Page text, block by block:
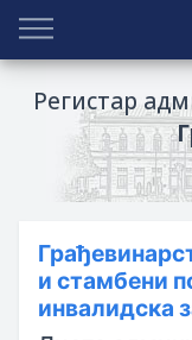
Регистар
и стамбени
инвалидска